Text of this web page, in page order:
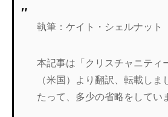
執筆：ケイト・シェルナット
本記事は「クリスチャニティ
（米国）より翻訳、転載しま
たって、多少の省略をしてい